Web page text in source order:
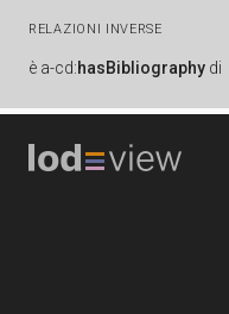
RELAZIONI INVERSE
è a-cd:hasBibliography di